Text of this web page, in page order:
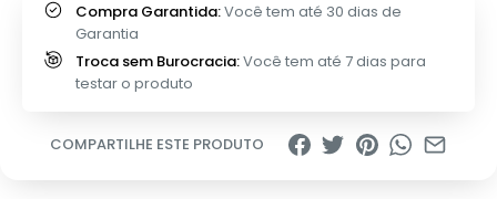
Compra Garantida:Você tem até 30 dias de
Garantia
Troca sem Burocracia:Você tem até 7 dias para
testar o produto
COMPARTILHE ESTE PRODUTO